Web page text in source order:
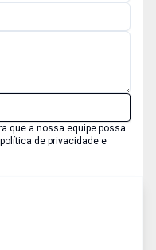
que a nossa equipe possa
política de privacidade e